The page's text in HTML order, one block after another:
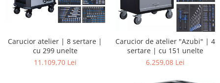
Carucior atelier | 8 sertare |
cu 299 unelte
11.109,70 Lei
Carucior de atelier "Azubi" | 4
sertare | cu 151 unelte
6.259,08 Lei